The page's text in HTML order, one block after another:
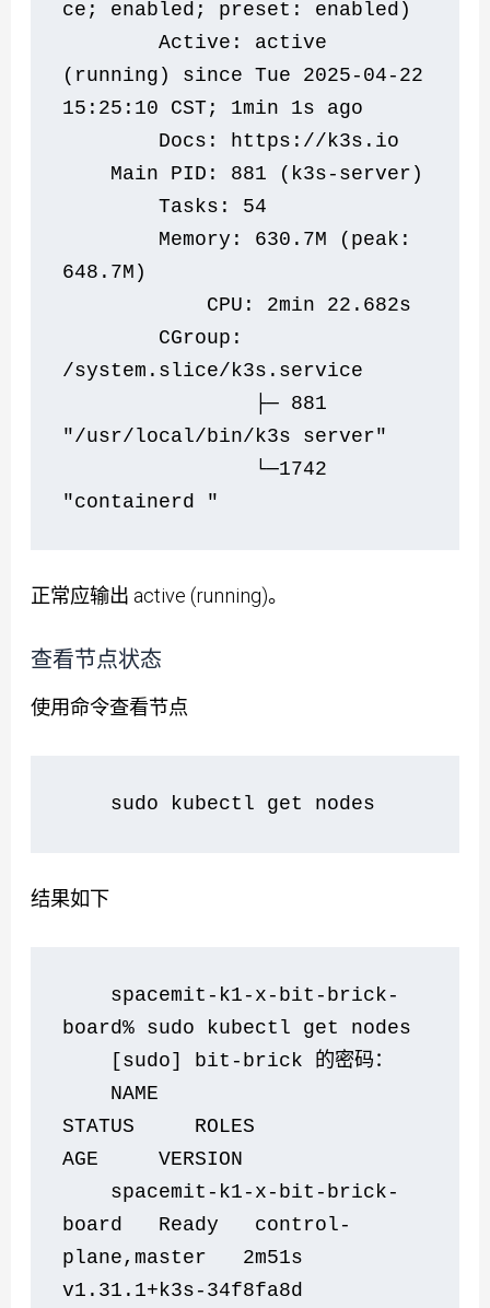
ce; enabled; preset: enabled)
        Active: active
(running) since Tue 2025-04-22
15:25:10 CST; 1min 1s ago
        Docs: https://k3s.io
    Main PID: 881 (k3s-server)
        Tasks: 54
648.7M)
            CPU: 2min 22.682s
/system.slice/k3s.service
"/usr/local/bin/k3s server"
"containerd "
正常应输出 active (running)。
查看节点状态
使用命令查看节点
    sudo kubectl get nodes
结果如下
board% sudo kubectl get nodes
    [sudo] bit-brick 的密码：
STATUS     ROLES
AGE     VERSION
board   Ready   control-
plane,master   2m51s
v1.31.1+k3s-34f8fa8d